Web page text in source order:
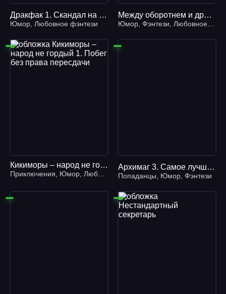
Дракфак 1. Скандал на драконьем факультете
Юмор Любовное фэнтези
Между оборотнем и драконом - Алина Углицкая
Юмор Фэнтези Любовное фэнтези
Кикиморы – народ не гордый 1. Побег без права пересдачи
Приключения Юмор Любовное фэнтези
Архимаг 3. Самое лучшее оружие
Попаданцы Юмор Фэнтези